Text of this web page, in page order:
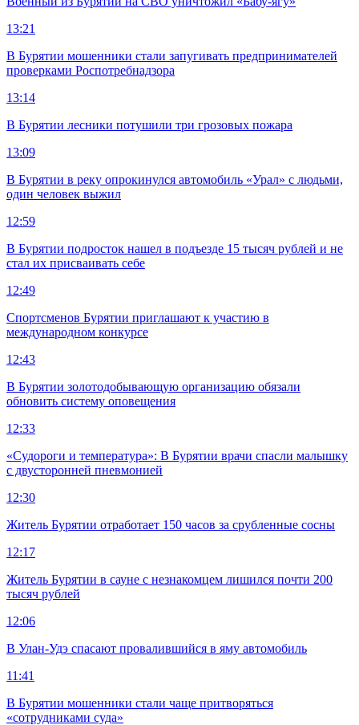
13:21
В Бурятии мошенники стали запугивать предпринимателей
проверками Роспотребнадзора
13:14
В Бурятии лесники потушили три грозовых пожара
13:09
В Бурятии в реку опрокинулся автомобиль «Урал» с людьми,
один человек выжил
12:59
В Бурятии подросток нашел в подъезде 15 тысяч рублей и не
стал их присваивать себе
12:49
Спортсменов Бурятии приглашают к участию в
международном конкурсе
12:43
В Бурятии золотодобывающую организацию обязали
обновить систему оповещения
12:33
«Судороги и температура»: В Бурятии врачи спасли малышку
с двусторонней пневмонией
12:30
Житель Бурятии отработает 150 часов за срубленные сосны
12:17
Житель Бурятии в сауне с незнакомцем лишился почти 200
тысяч рублей
12:06
В Улан-Удэ спасают провалившийся в яму автомобиль
11:41
В Бурятии мошенники стали чаще притворяться
«сотрудниками суда»